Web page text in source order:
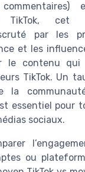
TikTok, cet
par les
et les
le contenu
TikTok. Un
la
essentiel pour
sociaux.
ou